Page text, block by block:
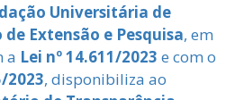
Universitária de
Extensão e Pesquisa, em
a Lei nº 14.611/2023 e com o
2023, disponibiliza ao